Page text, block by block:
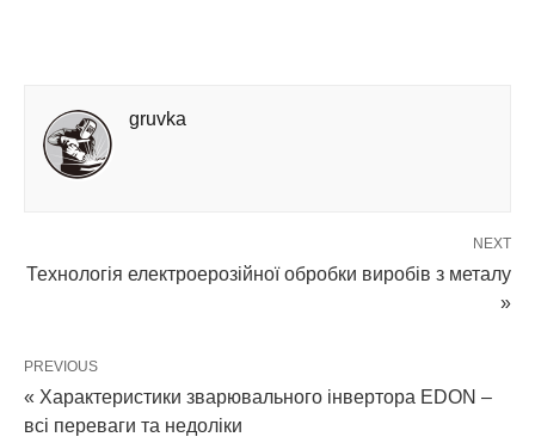
gruvka
NEXT
Технологія електроерозійної обробки виробів з металу
»
PREVIOUS
« Характеристики зварювального інвертора EDON –
всі переваги та недоліки